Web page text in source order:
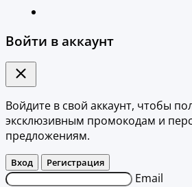
Войти в аккаунт
Войдите в свой аккаунт, чтобы
эксклюзивным промокодам и
предложениям.
Вход Регистрация
Email